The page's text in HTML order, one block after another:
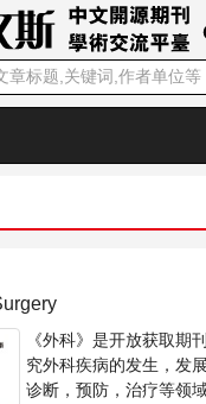
《外科》是开放获取期
究外科疾病的发生，发
诊断，预防，治疗等领